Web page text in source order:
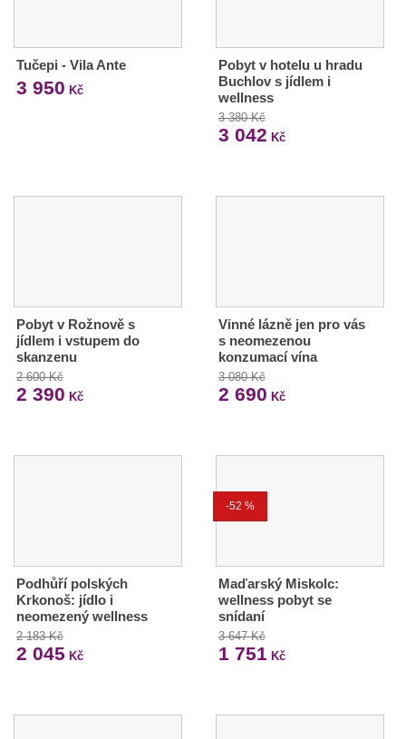
Tučepi - Vila Ante
3 950 Kč
Pobyt v hotelu u hradu
Buchlov s jídlem i
wellness
3 380 Kč
3 042 Kč
Pobyt v Rožnově s
jídlem i vstupem do
skanzenu
2 600 Kč
2 390 Kč
Vinné lázně jen pro vás
s neomezenou
konzumací vína
3 080 Kč
2 690 Kč
Podhůří polských
Krkonoš: jídlo i
neomezený wellness
2 183 Kč
2 045 Kč
-52 %
Maďarský Miskolc:
wellness pobyt se
snídaní
3 647 Kč
1 751 Kč